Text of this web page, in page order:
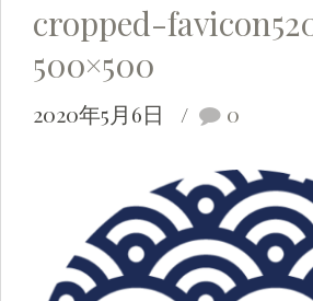
cropped-
500×500
2020年5月6日 0